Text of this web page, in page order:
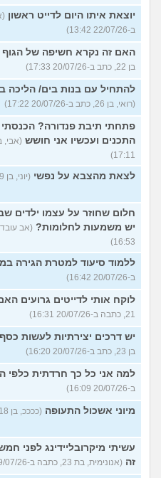
יוצאת איתו היום לדייט ראשון
ב-22/07/26 13:42)
האם זה נקרא חשיפה של הגוף
בן 22, כתב ב-20/07/26 17:33)
להתחיל עם בנות בים/ הליכה
(רואי, בן 26, כתב ב-20/07/26 17:22)
פתחתי תיבת פנדורה?
התכנים ועכשיו אני חושש
17:11)
לצאת מהצבא על נפשי (יוני, בן 19, כתב ב-20/07/26 17:02)
חלום שחוזר על עצמו ילדים
יש משמעות לחלומות?
16:53)
ללמוד סיעוד למטרת הגירה
ב-20/07/26 16:42)
לוקח אותי לדייטים גרועים
21, כתבה ב-20/07/26 16:31)
יש דרכים יצירתיות לעשות
בן 23, כתב ב-20/07/26 16:20)
למה אני כל כך חרדתית כלפי
ב-20/07/26 16:09)
מיוני אשכול התעופה (ככככ, בן 18, כתב ב-20/07/26 16:00)
עשיתי מיקרובליידינג לפני
זה (אנונימית, בת 23, כתבה ב-19/07/26 17:35)